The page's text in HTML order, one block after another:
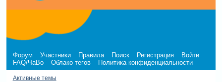
Форум Участники Правила Поиск Регистрация
Войти
FAQ/ЧаВо
Облако тегов Политика конфиденциальности
Активные темы